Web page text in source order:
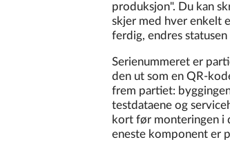
produksjon". Du kan
skjer med hver enkelt
ferdig, endres
Serienummeret er
den ut som en QR-
frem partiet:
testdataene og
kort før monteringen i
eneste komponent er